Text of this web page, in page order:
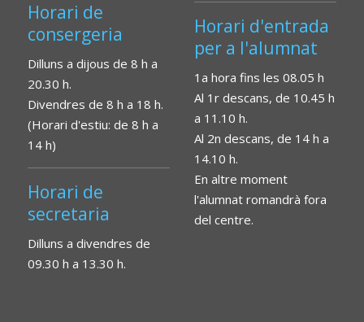
Horari de
consergeria
Dilluns a dijous de 8 h a
20.30 h.
Divendres de 8 h a 18 h.
(Horari d'estiu: de 8 h a
14 h)
Horari de
secretaria
Dilluns a divendres de
09.30 h a 13.30 h.
Horari d'entrada
per a l'alumnat
1a hora fins les 08.05 h
Al 1r descans, de 10.45 h
a 11.10 h.
Al 2n descans, de 14 h a
14.10 h.
En altre moment
l'alumnat romandrà fora
del centre.